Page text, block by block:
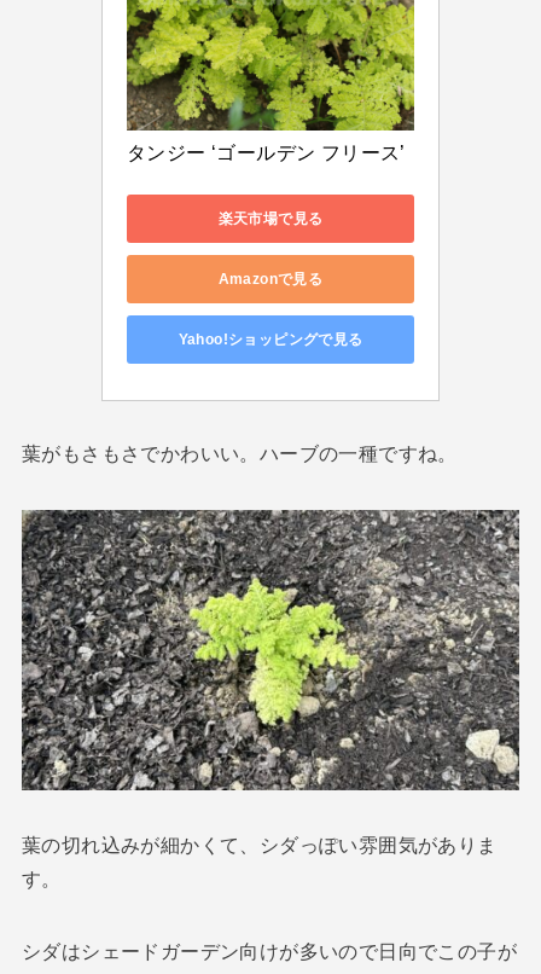
タンジー ‘ゴールデン フリース’
楽天市場で見る
Amazonで見る
Yahoo!ショッピングで見る
葉がもさもさでかわいい。ハーブの一種ですね。
葉の切れ込みが細かくて、シダっぽい雰囲気がありま
す。
シダはシェードガーデン向けが多いので日向でこの子が